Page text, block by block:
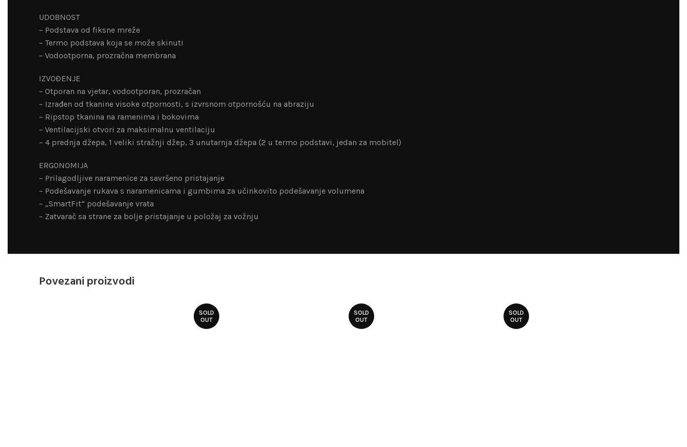
UDOBNOST
– Podstava od fiksne mreže
– Termo podstava koja se može skinuti
– Vodootporna, prozračna membrana
IZVOĐENJE
– Otporan na vjetar, vodootporan, prozračan
– Izrađen od tkanine visoke otpornosti, s izvrsnom otpornošću na abraziju
– Ripstop tkanina na ramenima i bokovima
– Ventilacijski otvori za maksimalnu ventilaciju
– 4 prednja džepa, 1 veliki stražnji džep, 3 unutarnja džepa (2 u termo podstavi, jedan za mobitel)
ERGONOMIJA
– Prilagodljive naramenice za savršeno pristajanje
– Podešavanje rukava s naramenicama i gumbima za učinkovito podešavanje volumena
– „SmartFit“ podešavanje vrata
– Zatvarač sa strane za bolje pristajanje u položaj za vožnju
Povezani proizvodi
SOLD
OUT
SOLD
OUT
SOLD
OUT